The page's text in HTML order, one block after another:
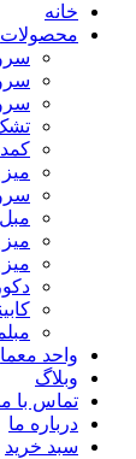
خانه
محصولات
واحد
وبلاگ
تماس با
درباره ما
سبد خرید